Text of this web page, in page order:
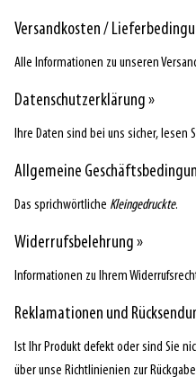
Versandkosten /
Alle Informationen zu unseren
Datenschutzerklärung »
Ihre Daten sind bei uns sicher, lesen
Allgemeine
Das sprichwörtliche Kleingedruckte.
Widerrufsbelehrung »
Informationen zu Ihrem
Reklamationen und
Ist Ihr Produkt defekt oder sind Sie
über unse Richtlinienien zur